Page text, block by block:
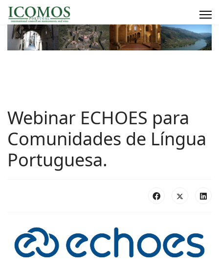
Webinar ECHOES para
Comunidades de Língua
Portuguesa.